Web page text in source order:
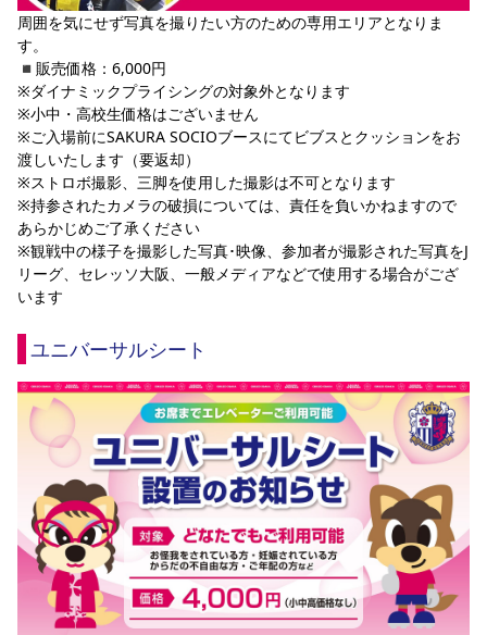
周囲を気にせず写真を撮りたい方のための専用エリアとなりま
す。
◾️販売価格：6,000円
※ダイナミックプライシングの対象外となります
※小中・高校生価格はございません
※ご入場前にSAKURA SOCIOブースにてビブスとクッションをお
渡しいたします（要返却）
※ストロボ撮影、三脚を使用した撮影は不可となります
※持参されたカメラの破損については、責任を負いかねますので
あらかじめご了承ください
※観戦中の様子を撮影した写真･映像、参加者が撮影された写真をJ
リーグ、セレッソ大阪、一般メディアなどで使用する場合がござ
います
ユニバーサルシート